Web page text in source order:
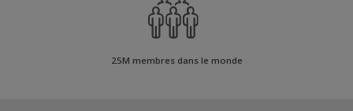
25M membres dans le monde